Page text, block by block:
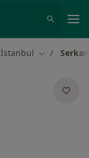
İstanbul Şehir